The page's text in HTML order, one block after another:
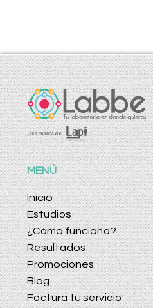
MENÚ
Inicio
Estudios
¿Cómo funciona?
Resultados
Promociones
Blog
Factura tu servicio